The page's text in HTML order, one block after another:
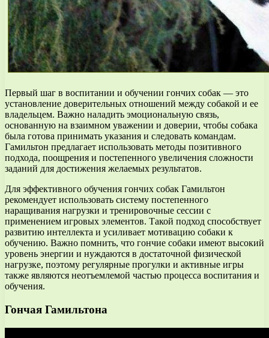
Первый шаг в воспитании и обучении гончих собак — это
установление доверительных отношений между собакой и ее
владельцем. Важно наладить эмоциональную связь,
основанную на взаимном уважении и доверии, чтобы собака
была готова принимать указания и следовать командам.
Гамильтон предлагает использовать методы позитивного
подхода, поощрения и постепенного увеличения сложности
заданий для достижения желаемых результатов.
Для эффективного обучения гончих собак Гамильтон
рекомендует использовать систему постепенного
наращивания нагрузки и тренировочные сессии с
применением игровых элементов. Такой подход способствует
развитию интеллекта и усиливает мотивацию собаки к
обучению. Важно помнить, что гончие собаки имеют высокий
уровень энергии и нуждаются в достаточной физической
нагрузке, поэтому регулярные прогулки и активные игры
также являются неотъемлемой частью процесса воспитания и
обучения.
Гончая Гамильтона